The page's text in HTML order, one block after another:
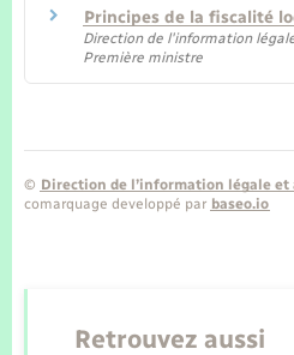
Principes de la fiscalité
Direction de l'information
Première ministre
© Direction de l’information légale
comarquage developpé par baseo.io
Retrouvez aussi